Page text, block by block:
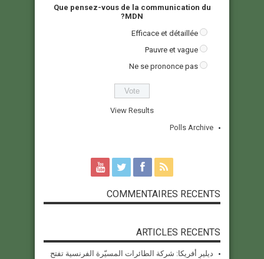
Que pensez-vous de la communication du
MDN?
Efficace et détaillée
Pauvre et vague
Ne se prononce pas
View Results
Polls Archive
COMMENTAIRES RECENTS
ARTICLES RECENTS
ديلير أفريكا: شركة الطائرات المسيّرة الفرنسية تفتح